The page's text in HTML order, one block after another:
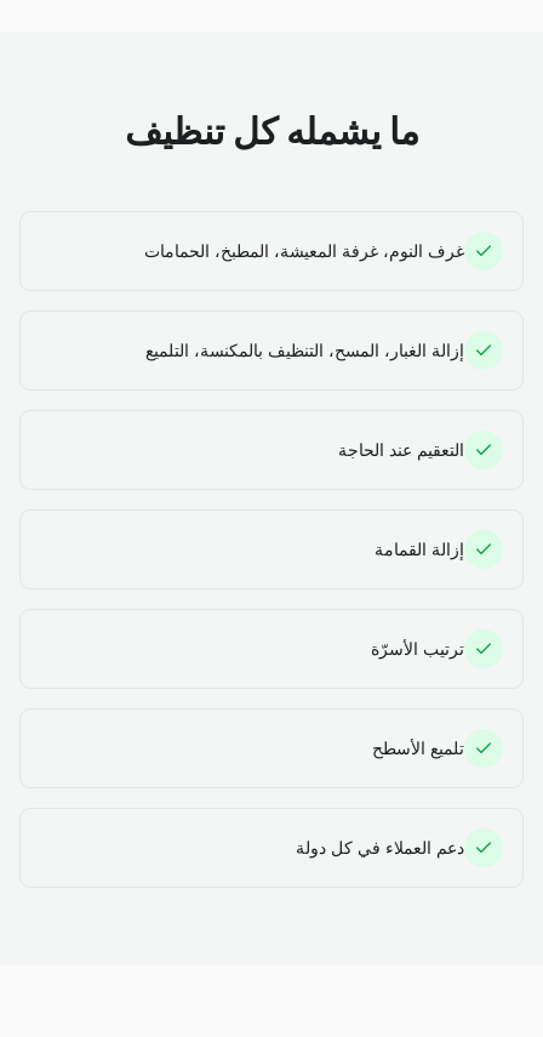
ما يشمله كل تنظيف
غرف النوم، غرفة المعيشة، المطبخ، الحمامات
إزالة الغبار، المسح، التنظيف بالمكنسة، التلميع
التعقيم عند الحاجة
إزالة القمامة
ترتيب الأسرّة
تلميع الأسطح
دعم العملاء في كل دولة